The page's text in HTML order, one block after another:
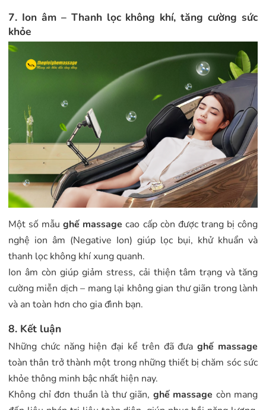
7. Ion âm – Thanh lọc không khí, tăng cường sức
khỏe
Một số mẫughế massage cao cấp còn được trang bị công
nghệ ion âm (Negative Ion) giúp lọc bụi, khử khuẩn và
thanh lọc không khí xung quanh.
Ion âm còn giúp giảm stress, cải thiện tâm trạng và tăng
cường miễn dịch – mang lại không gian thư giãn trong lành
và an toàn hơn cho gia đình bạn.
8. Kết luận
Những chức năng hiện đại kể trên đã đưaghế massage
toàn thân trở thành một trong những thiết bị chăm sóc sức
khỏe thông minh bậc nhất hiện nay.
Không chỉ đơn thuần là thư giãn, ghế massage còn mang